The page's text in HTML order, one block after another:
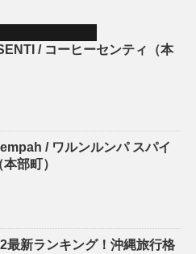
/ コーヒーセンティ（本
/ ワルンルンパ スパイ
部町）
最新ランキング！沖縄旅行格